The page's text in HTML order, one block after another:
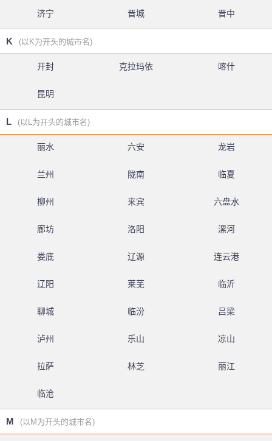
济宁 晋城 晋中
K (以K为开头的城市名)
开封 克拉玛依 喀什
昆明
L (以L为开头的城市名)
丽水 六安 龙岩
兰州 陇南 临夏
柳州 来宾 六盘水
廊坊 洛阳 漯河
娄底 辽源 连云港
辽阳 莱芜 临沂
聊城 临汾 吕梁
泸州 乐山 凉山
拉萨 林芝 丽江
临沧
M (以M为开头的城市名)